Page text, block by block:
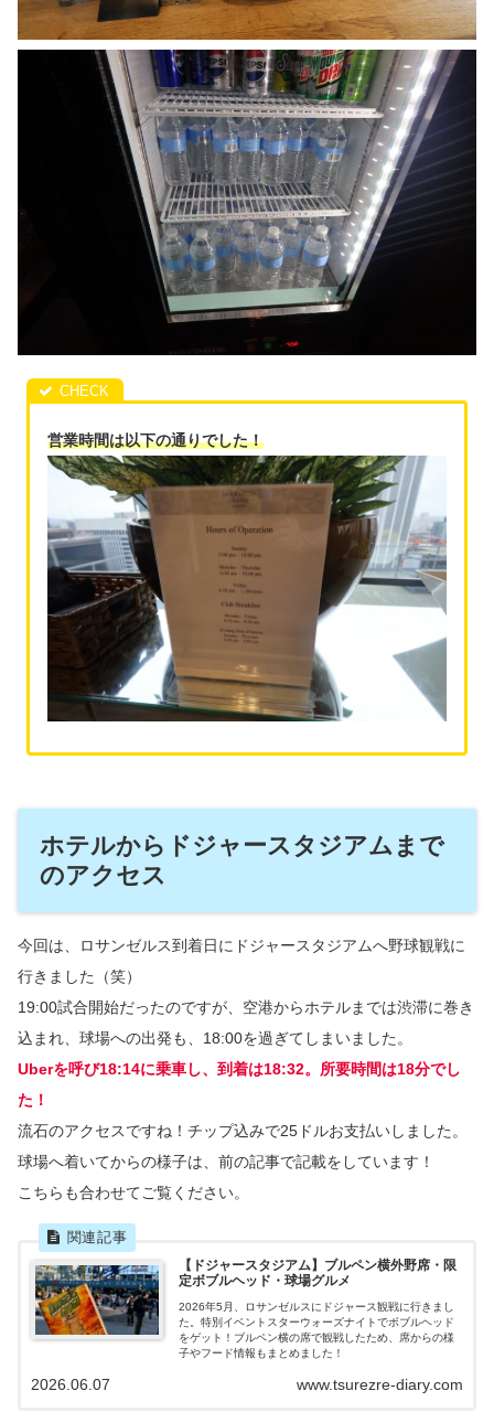
営業時間は以下の通りでした！
ホテルからドジャースタジアムまで
のアクセス
今回は、ロサンゼルス到着日にドジャースタジアムへ野球観戦に
行きました（笑）
19:00試合開始だったのですが、空港からホテルまでは渋滞に巻き
込まれ、球場への出発も、18:00を過ぎてしまいました。
Uberを呼び18:14に乗車し、到着は18:32。所要時間は18分でし
た！
流石のアクセスですね！チップ込みで25ドルお支払いしました。
球場へ着いてからの様子は、前の記事で記載をしています！
こちらも合わせてご覧ください。
【ドジャースタジアム】ブルペン横外野席・限
定ボブルヘッド・球場グルメ
2026年5月、ロサンゼルスにドジャース観戦に行きまし
た。特別イベントスターウォーズナイトでボブルヘッド
をゲット！ブルペン横の席で観戦したため、席からの様
子やフード情報もまとめました！
www.tsurezre-diary.com
2026.06.07